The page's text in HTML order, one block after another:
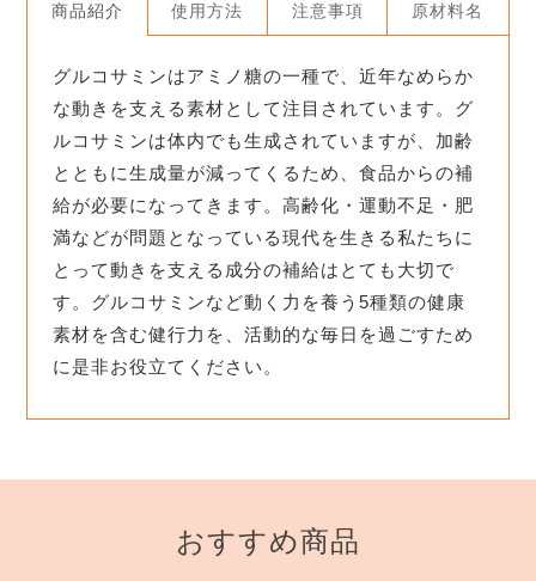
商品紹介 使用方法 注意事項 原材料名
グルコサミンはアミノ糖の一種で、近年なめらか
な動きを支える素材として注目されています。グ
ルコサミンは体内でも生成されていますが、加齢
とともに生成量が減ってくるため、食品からの補
給が必要になってきます。高齢化・運動不足・肥
満などが問題となっている現代を生きる私たちに
とって動きを支える成分の補給はとても大切で
す。グルコサミンなど動く力を養う5種類の健康
素材を含む健行力を、活動的な毎日を過ごすため
に是非お役立てください。
おすすめ商品